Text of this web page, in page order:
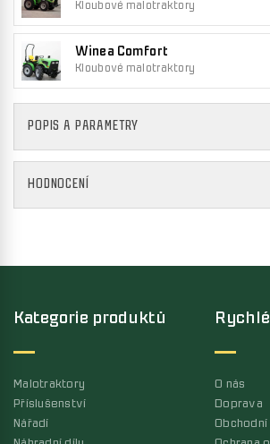
Kloubové malotraktory
Winea Comfort
Kloubové malotraktory
POPIS A PARAMETRY
HODNOCENÍ
Kategorie produktů
Malotraktory
Příslušenství
Nářadí
O nás
Doprava